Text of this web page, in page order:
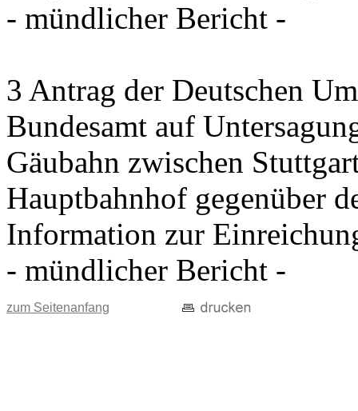
- mündlicher Bericht -
3 Antrag der Deutschen
Bundesamt auf
Gäubahn zwischen
Hauptbahnhof gegenüber
Information zur
- mündlicher Bericht -
zum Seitenanfang